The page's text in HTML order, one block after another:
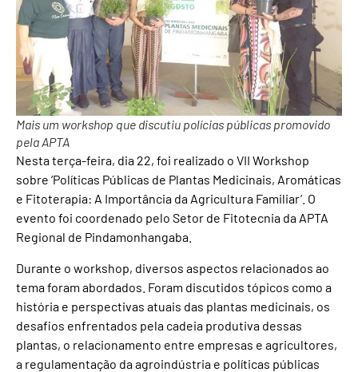
Mais um workshop que discutiu polícias públicas promovido
pela APTA
Nesta terça-feira, dia 22, foi realizado o VII Workshop
sobre ‘Políticas Públicas de Plantas Medicinais, Aromáticas
e Fitoterapia: A Importância da Agricultura Familiar’. O
evento foi coordenado pelo Setor de Fitotecnia da APTA
Regional de Pindamonhangaba.
Durante o workshop, diversos aspectos relacionados ao
tema foram abordados. Foram discutidos tópicos como a
história e perspectivas atuais das plantas medicinais, os
desafios enfrentados pela cadeia produtiva dessas
plantas, o relacionamento entre empresas e agricultores,
a regulamentação da agroindústria e políticas públicas